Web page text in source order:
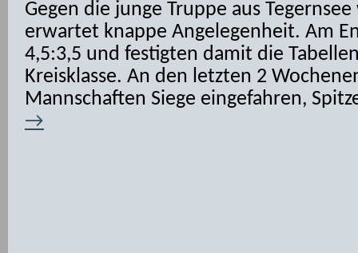
Gegen die junge Truppe aus
erwartet knappe Angelegenheit. Am
4,5:3,5 und festigten damit die
Kreisklasse. An den letzten 2
Mannschaften Siege eingefahren,
→